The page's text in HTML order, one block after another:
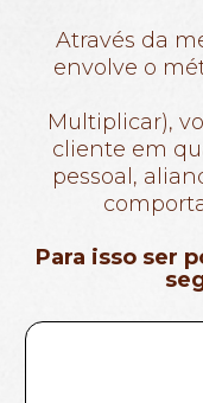
Através da
envolve o
Multiplicar),
cliente em
pessoal,
Para isso ser